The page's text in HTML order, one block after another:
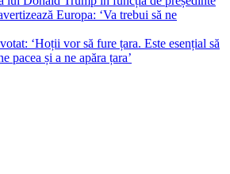
Europa: ‘Va trebui să ne
‘Hoții vor să fure țara. Este esențial să
pacea și a ne apăra țara’